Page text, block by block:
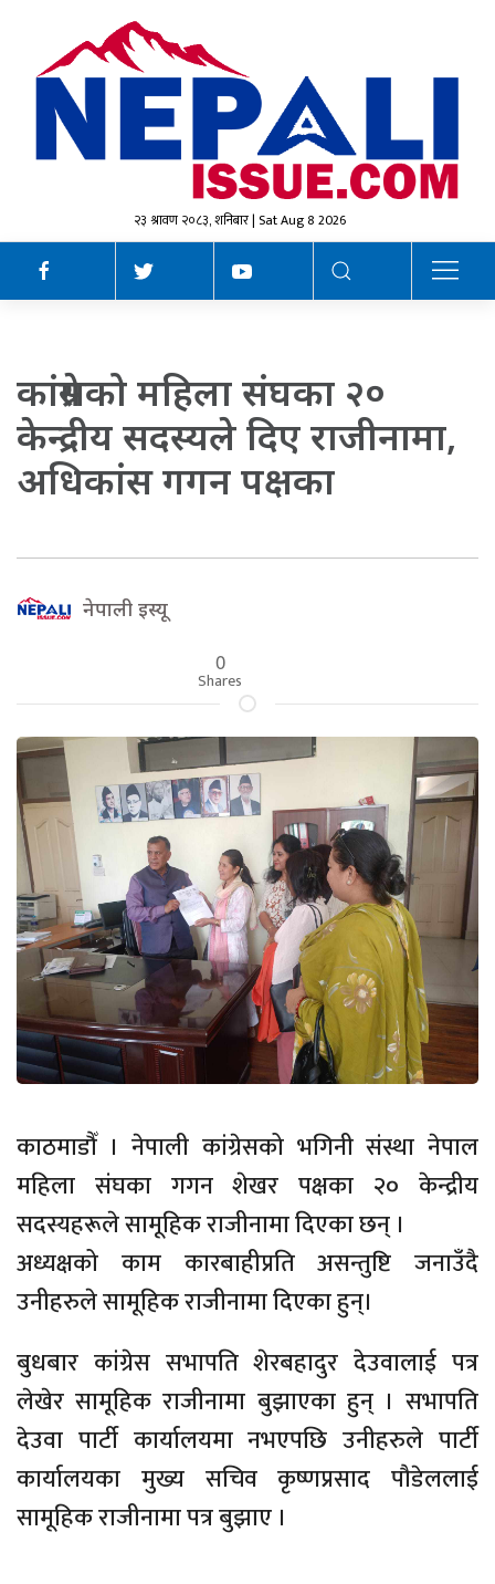
२३ श्रावण २०८३, शनिबार | Sat Aug 8 2026
कांग्रेसको महिला संघका २०
केन्द्रीय सदस्यले दिए राजीनामा,
अधिकांस गगन पक्षका
नेपाली इस्यू
0
Shares
काठमाडौँ । नेपाली कांग्रेसको भगिनी संस्था नेपाल
महिला संघका गगन शेखर पक्षका २० केन्द्रीय
सदस्यहरूले सामूहिक राजीनामा दिएका छन् ।
अध्यक्षको काम कारबाहीप्रति असन्तुष्टि जनाउँदै
उनीहरुले‍ सामूहिक राजीनामा दिएका हुन्।
बुधबार कांग्रेस सभापति शेरबहादुर देउवालाई पत्र
लेखेर सामूहिक राजीनामा बुझाएका हुन् । सभापति
देउवा पार्टी कार्यालयमा नभएपछि उनीहरुले पार्टी
कार्यालयका मुख्य सचिव कृष्णप्रसाद पौडेललाई
सामूहिक राजीनामा पत्र बुझाए ।